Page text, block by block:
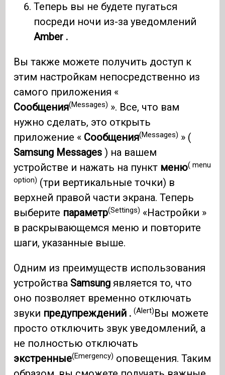
Теперь вы не будете пугаться
посреди ночи из-за уведомлений
Amber .
Вы также можете получить доступ к
этим настройкам непосредственно из
самого приложения «
Сообщения(Messages) ». Все, что вам
нужно сделать, это открыть
приложение « Сообщения(Messages) » (
Samsung Messages ) на вашем
устройстве и нажать на пункт меню( menu
option) (три вертикальные точки) в
верхней правой части экрана. Теперь
выберите параметр(Settings) «Настройки »
в раскрывающемся меню и повторите
шаги, указанные выше.
Одним из преимуществ использования
устройства Samsung является то, что
оно позволяет временно отключать
звуки предупреждений .(Alert)Вы можете
просто отключить звук уведомлений, а
не полностью отключать
экстренные(Emergency) оповещения. Таким